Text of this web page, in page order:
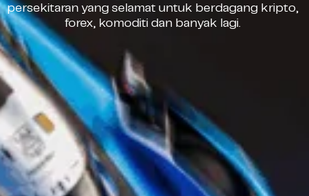
persekitaran yang selamat untuk berdagang kripto,
forex, komoditi dan banyak lagi.